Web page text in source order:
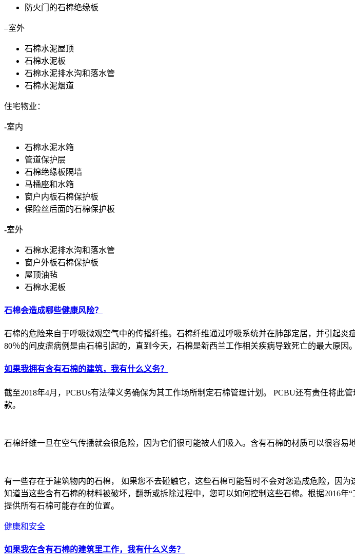
防火门的石棉绝缘板
–室外
石棉水泥屋顶
石棉水泥板
石棉水泥排水沟和落水管
石棉水泥烟道
住宅物业：
-室内
石棉水泥水箱
管道保护层
石棉绝缘板隔墙
马桶座和水箱
窗户内板石棉保护板
保险丝后面的石棉保护板
-室外
石棉水泥排水沟和落水管
窗户外板石棉保护板
屋顶油毡
石棉水泥板
石棉会造成哪些健康风险？
石棉的危险来自于呼吸微观空气中的传播纤维。石棉纤维通过呼吸系统并在肺部定居，并引起
80％的间皮瘤病例是由石棉引起的，直到今天，石棉是新西兰工作相关疾病导致死亡的最大原因。
如果我拥有含有石棉的建筑，我有什么义务？
截至2018年4月，PCBUs有法律义务确保为其工作场所制定石棉管理计划。 PCBU还有责任将
款。
石棉纤维一旦在空气传播就会很危险，因为它们很可能被人们吸入。含有石棉的材质可以很容易
有一些存在于建筑物内的石棉， 如果您不去碰触它，这些石棉可能暂时不会对您造成危险，因
知道当这些含有石棉的材料被破坏，翻新或拆除过程中，您可以如何控制这些石棉。根据2016
提供所有石棉可能存在的位置。
健康和安全
如果我在含有石棉的建筑里工作，我有什么义务？